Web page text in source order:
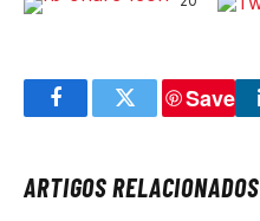
FacebookTwitter
Save
ARTIGOS RELACIONADOS